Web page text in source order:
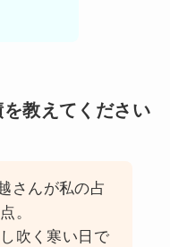
教えてください
さんが私の占
。
吹く寒い日で